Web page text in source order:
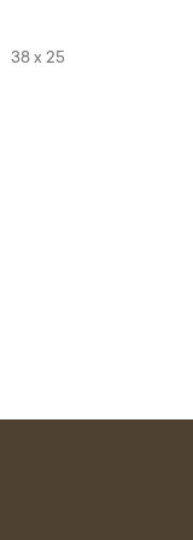
38 x 25